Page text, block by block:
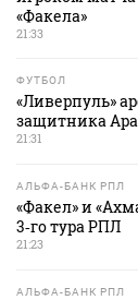
«Факела»
21:33
ФУТБОЛ
«Ливерпуль»
защитника
21:31
АЛЬФА-БАНК РПЛ
«Факел» и
3‑го тура РПЛ
21:23
АЛЬФА-БАНК РПЛ